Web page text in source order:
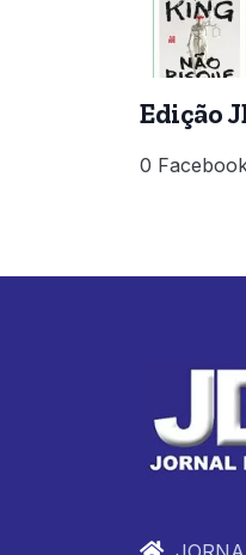
Edição
0